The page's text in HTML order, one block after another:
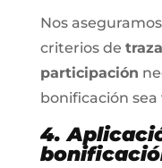
Nos
criterios de
participación
bonificación sea
4.